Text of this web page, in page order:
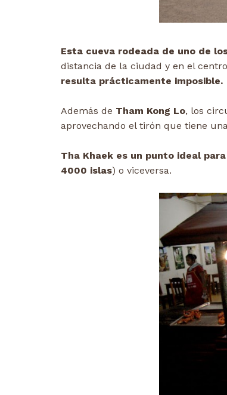
Esta cueva rodeada de uno de
distancia de la ciudad y en el
resulta prácticamente imposible.
Además de Tham Kong Lo, los
aprovechando el tirón que tiene
Tha Khaek es un punto ideal
4000 islas) o viceversa.